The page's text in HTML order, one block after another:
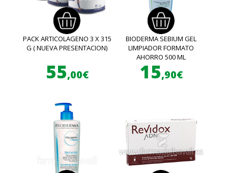
PACK ARTICOLAGENO 3 X 315
G ( NUEVA PRESENTACION)
55,00€
BIODERMA SEBIUM GEL
LIMPIADOR FORMATO
AHORRO 500 ML
15,90€